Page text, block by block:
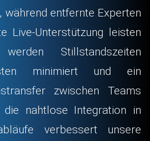
während entfernte Experten
Live-Unterstützung leisten
Stillstandszeiten
minimiert und ein
zwischen Teams
die nahtlose Integration in
verbessert unsere